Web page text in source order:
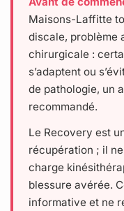
Maisons-Laffitte
discale, problème
chirurgicale :
s’adaptent ou
de pathologie, un
recommandé.
Le Recovery est
récupération ; il
charge
blessure avérée.
informative et ne